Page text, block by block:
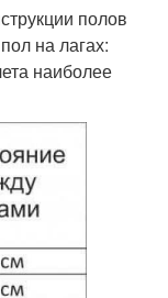
полов
на лагах:
наиболее